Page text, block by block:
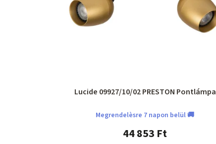
Lucide 09927/10/02 PRESTON Pontlámpa
Megrendelèsre 7 napon belül 🚚
44 853 Ft